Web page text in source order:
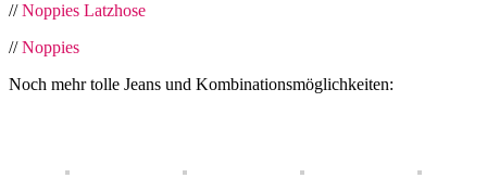
//Noppies Latzhose
//Noppies
Noch mehr tolle Jeans und Kombinationsmöglichkeiten: